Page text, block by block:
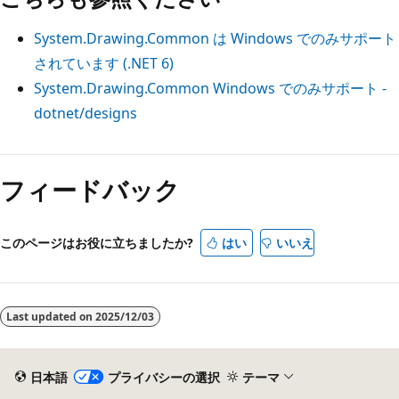
System.Drawing.Common は Windows でのみサポート
されています (.NET 6)
System.Drawing.Common Windows でのみサポート -
dotnet/designs
読
取
モ
が
無
フィードバック
このページはお役に立ちましたか? はい いいえ
Last updated on 2025/12/03
日本語 プライバシーの選択 テーマ